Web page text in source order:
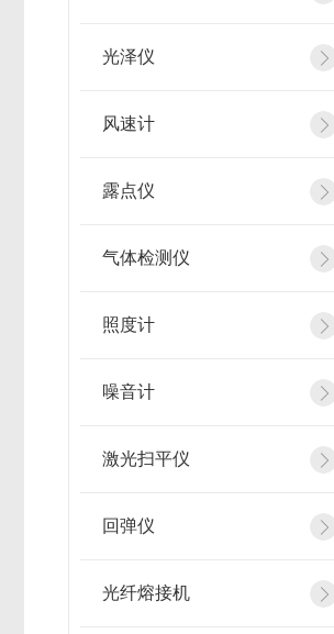
光泽仪
风速计
露点仪
气体检测仪
照度计
噪音计
激光扫平仪
回弹仪
光纤熔接机